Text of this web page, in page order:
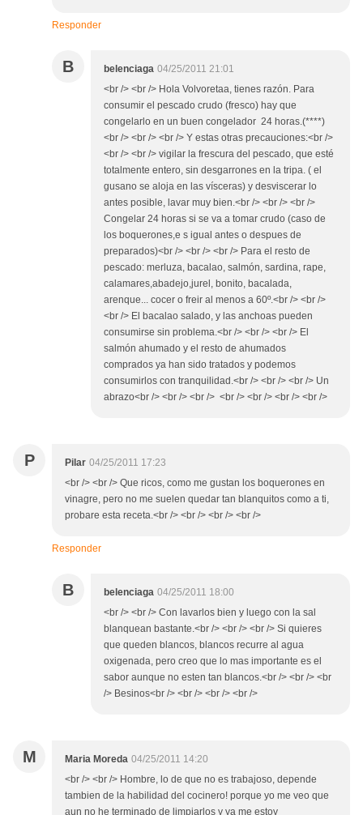
Responder
B belenciaga 04/25/2011 21:01
<br /> <br /> Hola Volvoretaa, tienes razón. Para
consumir el pescado crudo (fresco) hay que
congelarlo en un buen congelador 24 horas.(****)
<br /> <br /> <br /> Y estas otras precauciones:<br />
<br /> <br /> vigilar la frescura del pescado, que esté
totalmente entero, sin desgarrones en la tripa. ( el
gusano se aloja en las vísceras) y desviscerar lo
antes posible, lavar muy bien.<br /> <br /> <br />
Congelar 24 horas si se va a tomar crudo (caso de
los boquerones,e s igual antes o despues de
preparados)<br /> <br /> <br /> Para el resto de
pescado: merluza, bacalao, salmón, sardina, rape,
calamares,abadejo,jurel, bonito, bacalada,
arenque... cocer o freir al menos a 60º.<br /> <br />
<br /> El bacalao salado, y las anchoas pueden
consumirse sin problema.<br /> <br /> <br /> El
salmón ahumado y el resto de ahumados
comprados ya han sido tratados y podemos
consumirlos con tranquilidad.<br /> <br /> <br /> Un
abrazo<br /> <br /> <br /> <br /> <br /> <br /> <br />
P Pilar 04/25/2011 17:23
<br /> <br /> Que ricos, como me gustan los boquerones en
vinagre, pero no me suelen quedar tan blanquitos como a ti,
probare esta receta.<br /> <br /> <br /> <br />
Responder
B belenciaga 04/25/2011 18:00
<br /> <br /> Con lavarlos bien y luego con la sal
blanquean bastante.<br /> <br /> <br /> Si quieres
que queden blancos, blancos recurre al agua
oxigenada, pero creo que lo mas importante es el
sabor aunque no esten tan blancos.<br /> <br /> <br
/> Besinos<br /> <br /> <br /> <br />
M Maria Moreda 04/25/2011 14:20
<br /> <br /> Hombre, lo de que no es trabajoso, depende
tambien de la habilidad del cocinero! porque yo me veo que
aun no he terminado de limpiarlos y ya me estoy